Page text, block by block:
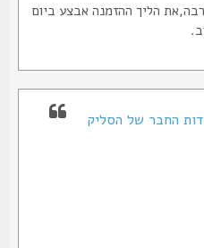
הליך ההזמנה אבצע ביום